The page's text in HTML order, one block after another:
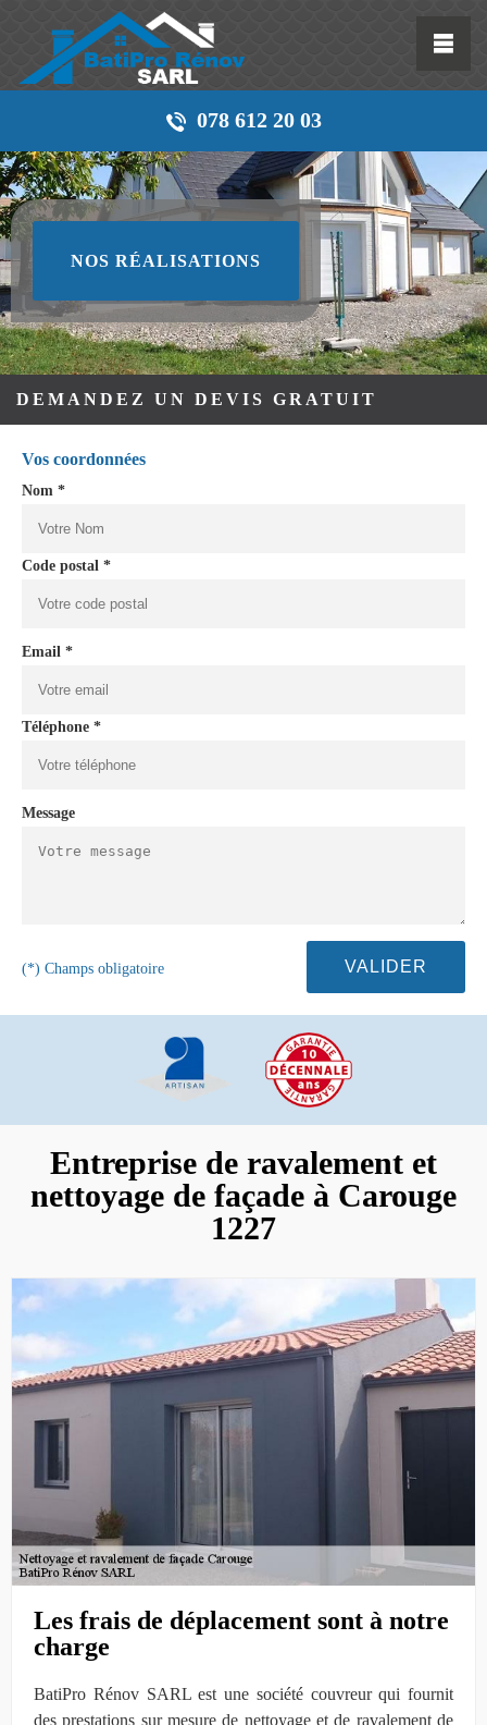
078 612 20 03
NOS RÉALISATIONS
DEMANDEZ UN DEVIS GRATUIT
Vos coordonnées
Nom *
Code postal *
Email *
Téléphone *
Message
(*) Champs obligatoire
Entreprise de ravalement et
nettoyage de façade à Carouge
1227
Les frais de déplacement sont à notre
charge
BatiPro Rénov SARL est une société couvreur qui fournit
des prestations sur mesure de nettoyage et de ravalement de